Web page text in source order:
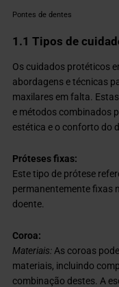
Pontes de dentes
1.1 Tipos de
Os cuidados protéticos
abordagens e técnicas
maxilares em falta.
e métodos combinados
estética e o conforto do
Próteses fixas:
Este tipo de prótese
permanentemente fixas
doente.
Coroa:
Materiais: As coroas
materiais, incluindo
combinação destes. A